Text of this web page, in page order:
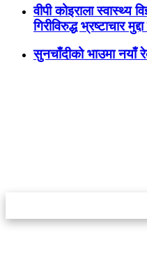
वीपी कोइराला स्वास्थ्य
गिरीविरुद्ध भ्रष्टाचार
सुनचाँदीको भाउमा नयाँ